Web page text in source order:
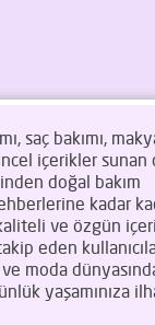
saç bakımı,
içerikler
doğal bakım
kadar
ve özgün
eden
moda
yaşamınıza